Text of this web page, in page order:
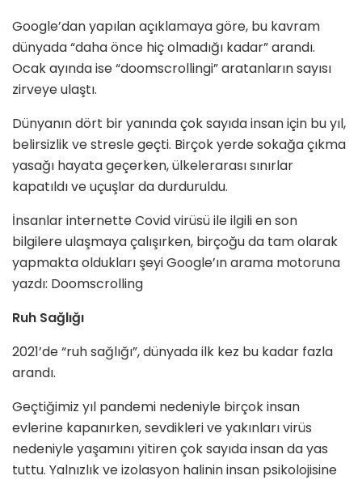
Google’dan yapılan açıklamaya göre, bu kavram
dünyada “daha önce hiç olmadığı kadar” arandı.
Ocak ayında ise “doomscrollingi” aratanların sayısı
zirveye ulaştı.
Dünyanın dört bir yanında çok sayıda insan için bu yıl,
belirsizlik ve stresle geçti. Birçok yerde sokağa çıkma
yasağı hayata geçerken, ülkelerarası sınırlar
kapatıldı ve uçuşlar da durduruldu.
İnsanlar internette Covid virüsü ile ilgili en son
bilgilere ulaşmaya çalışırken, birçoğu da tam olarak
yapmakta oldukları şeyi Google’ın arama motoruna
yazdı: Doomscrolling
Ruh Sağlığı
2021’de “ruh sağlığı”, dünyada ilk kez bu kadar fazla
arandı.
Geçtiğimiz yıl pandemi nedeniyle birçok insan
evlerine kapanırken, sevdikleri ve yakınları virüs
nedeniyle yaşamını yitiren çok sayıda insan da yas
tuttu. Yalnızlık ve izolasyon halinin insan psikolojisine